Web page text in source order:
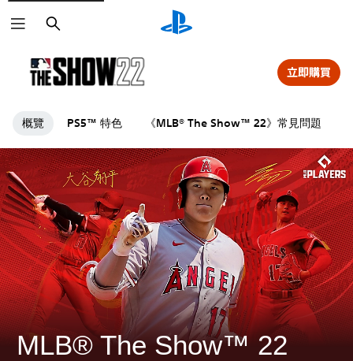
搜
尋
概覽 PS5™ 特色 《MLB® The Show™ 22》常見問題
立即購買
MLB® The Show™ 22